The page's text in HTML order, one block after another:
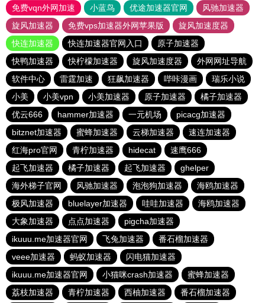
免费vqn外网加速
小蓝鸟 优途加速器官网
风驰加速器
旋风加速器
免费vps加速器外网苹果版
旋风加速度器
快连加速器
快连加速器官网入口
原子加速器
快鸭加速器
快柠檬加速器 旋风加速度器
外网网址导航
软件中心
雷霆加速 狂飙加速器 哔咔漫画
瑞乐小说
小美
小美vpn 小美加速器 原子加速器
橘子加速器
优云666
hammer加速器 一元机场
picacg加速器
bitznet加速器
蜜蜂加速器 云梯加速器
速连加速器
红海pro官网
青柠加速器 hidecat
速鹰666
起飞加速器
橘子加速器 起飞加速器
ghelper
海外梯子官网
风驰加速器 泡泡狗加速器
海鸥加速器
极风加速器
bluelayer加速器 哇哇加速器
海鸥加速器
大象加速器
点点加速器
pigcha加速器
ikuuu.me加速器官网
飞兔加速器
番石榴加速器
veee加速器
蚂蚁加速器
闪电猫加速器
ikuuu.me加速器官网
小猫咪crash加速器
蜜蜂加速器
荔枝加速器
青柠加速器 西柚加速器 番石榴加速器